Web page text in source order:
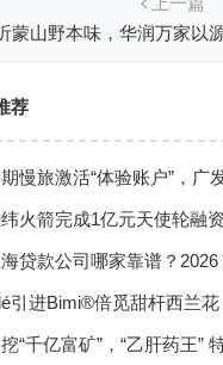
蒙山野本味，华润万家以
荐
慢旅激活“体验账户”，广
添彩
火箭完成1亿元天使轮融
海贷款公司哪家靠谱？
薪族借钱选择指南
引进Bimi®倍觅甜杆西兰
择
“千亿富矿”，“乙肝药王”